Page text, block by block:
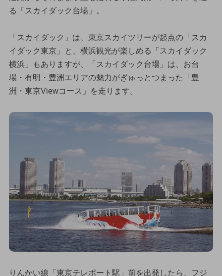
る「スカイダック台場」。
「スカイダック」は、東京スカイツリーが起点の「スカ
イダック東京」と、横浜観光が楽しめる「スカイダック
横浜」もありますが、「スカイダック台場」は、お台
場・有明・豊洲エリアの魅力がぎゅっとつまった「豊
洲・東京Viewコース」を走ります。
りんかい線「東京テレポート駅」前を出発したら、フジ